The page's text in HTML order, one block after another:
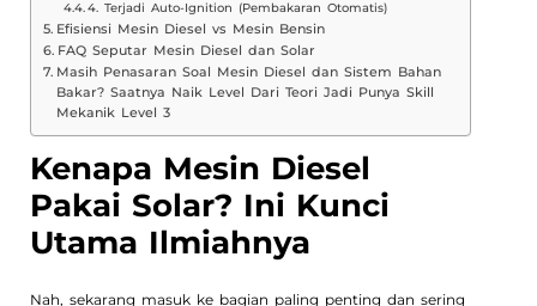
4. Terjadi Auto-Ignition (Pembakaran Otomatis)
Efisiensi Mesin Diesel vs Mesin Bensin
FAQ Seputar Mesin Diesel dan Solar
Masih Penasaran Soal Mesin Diesel dan Sistem Bahan
Bakar? Saatnya Naik Level Dari Teori Jadi Punya Skill
Mekanik Level 3
Kenapa Mesin Diesel
Pakai Solar? Ini Kunci
Utama Ilmiahnya
Nah, sekarang masuk ke bagian paling penting dan sering